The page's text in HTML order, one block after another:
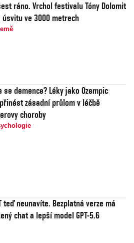
ráno. Vrchol festivalu Tóny Dolomit
úsvitu ve 3000 metrech
se demence? Léky jako Ozempic
zásadní průlom v léčbě
choroby
teď neunavíte. Bezplatná verze má
chat a lepší model GPT-5.6